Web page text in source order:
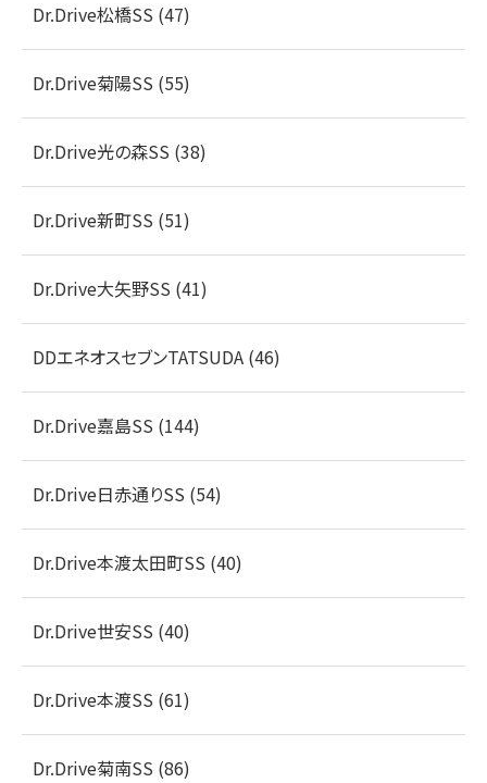
Dr.Drive松橋SS (47)
Dr.Drive菊陽SS (55)
Dr.Drive光の森SS (38)
Dr.Drive新町SS (51)
Dr.Drive大矢野SS (41)
DDエネオスセブンTATSUDA (46)
Dr.Drive嘉島SS (144)
Dr.Drive日赤通りSS (54)
Dr.Drive本渡太田町SS (40)
Dr.Drive世安SS (40)
Dr.Drive本渡SS (61)
Dr.Drive菊南SS (86)